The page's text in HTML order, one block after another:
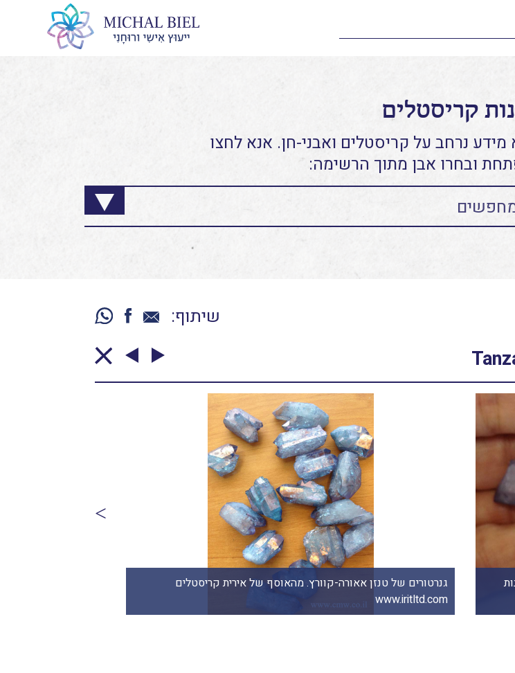
קריסטלים
מידע נרחב על קריסטלים ואבני-חן. אנא לחצו
ובחרו אבן מתוך הרשימה:
שיתוף:
גנרטורים של טנזן אאורה-קוורץ. מהאוסף של אירית קריסטלים
www.iritltd.com